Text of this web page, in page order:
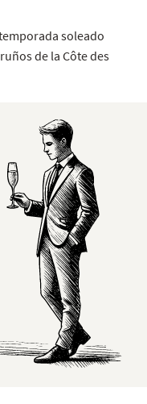
soleado
de la Côte des